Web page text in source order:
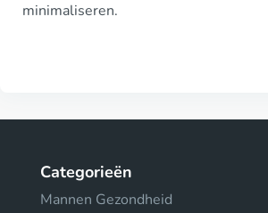
minimaliseren.
Categorieën
Mannen Gezondheid